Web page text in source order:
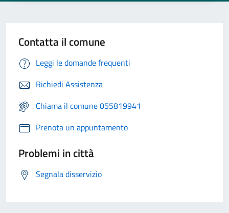
Contatta il comune
Leggi le domande frequenti
Richiedi Assistenza
Chiama il comune 055819941
Prenota un appuntamento
Problemi in città
Segnala disservizio